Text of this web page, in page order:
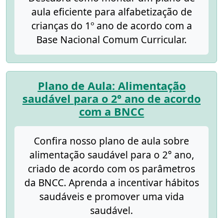
aula eficiente para alfabetização de
crianças do 1º ano de acordo com a
Base Nacional Comum Curricular.
Plano de Aula: Alimentação
saudável para o 2° ano de acordo
com a BNCC
Confira nosso plano de aula sobre
alimentação saudável para o 2° ano,
criado de acordo com os parâmetros
da BNCC. Aprenda a incentivar hábitos
saudáveis e promover uma vida
saudável.